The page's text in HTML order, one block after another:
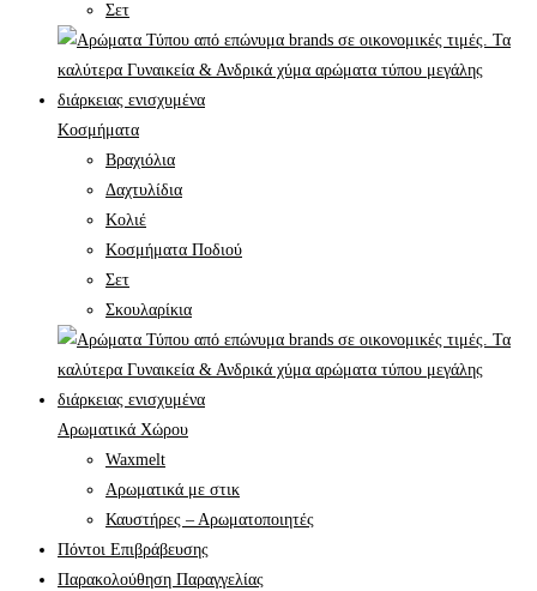
Σετ
Κοσμήματα
Βραχιόλια
Δαχτυλίδια
Κολιέ
Κοσμήματα Ποδιού
Σετ
Σκουλαρίκια
Αρωματικά Χώρου
Waxmelt
Αρωματικά με στικ
Καυστήρες – Αρωματοποιητές
Πόντοι Επιβράβευσης
Παρακολούθηση Παραγγελίας